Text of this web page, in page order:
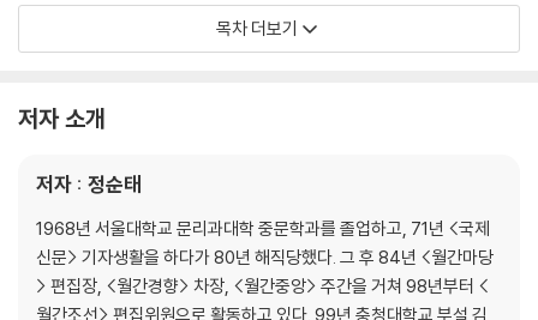
4장 태풍이 할퀴고 간 동아시아
목차 더보기
저자 소개
저자 : 정순태
1968년 서울대학교 문리과대학 중문학과를 졸업하고, 71년 <국제
신문> 기자생활을 하다가 80년 해직당했다. 그 후 84년 <월간마당
> 편집장, <월간경향> 차장, <월간중앙> 주간을 거쳐 98년부터 <
월간조선> 편집위원으로 활동하고 있다. 99년 충청대학교 부설 김